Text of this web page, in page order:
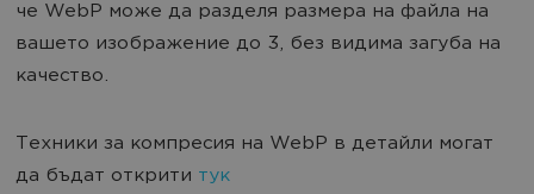
че WebP може да разделя размера на файла на
вашето изображение до 3, без видима загуба на
качество.
Техники за компресия на WebP в детайли могат
да бъдат открити тук